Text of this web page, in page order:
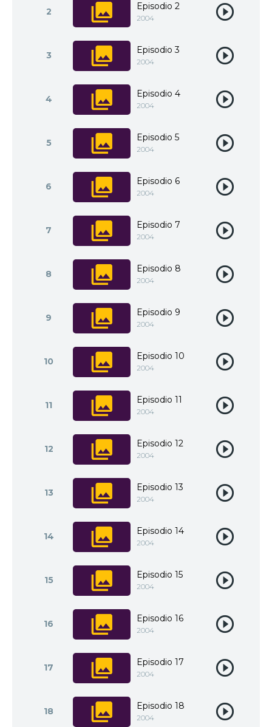
2 Episodio 2
2004
3 Episodio 3
2004
4 Episodio 4
2004
5 Episodio 5
2004
6 Episodio 6
2004
7 Episodio 7
2004
8 Episodio 8
2004
9 Episodio 9
2004
10 Episodio 10
2004
11 Episodio 11
2004
12 Episodio 12
2004
13 Episodio 13
2004
14 Episodio 14
2004
15 Episodio 15
2004
16 Episodio 16
2004
17 Episodio 17
2004
18 Episodio 18
2004